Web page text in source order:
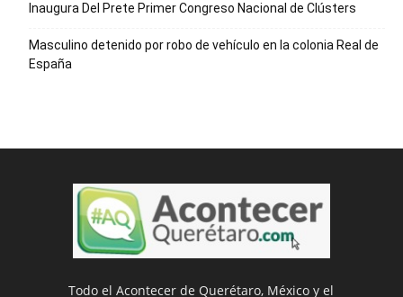
Inaugura Del Prete Primer Congreso Nacional de Clústers
Masculino detenido por robo de vehículo en la colonia Real de
España
Todo el Acontecer de Querétaro, México y el